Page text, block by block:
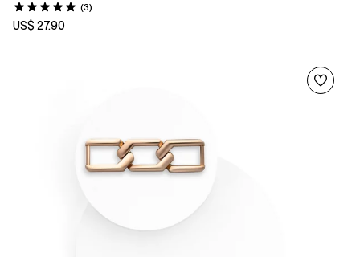
(3)
US$ 27.90